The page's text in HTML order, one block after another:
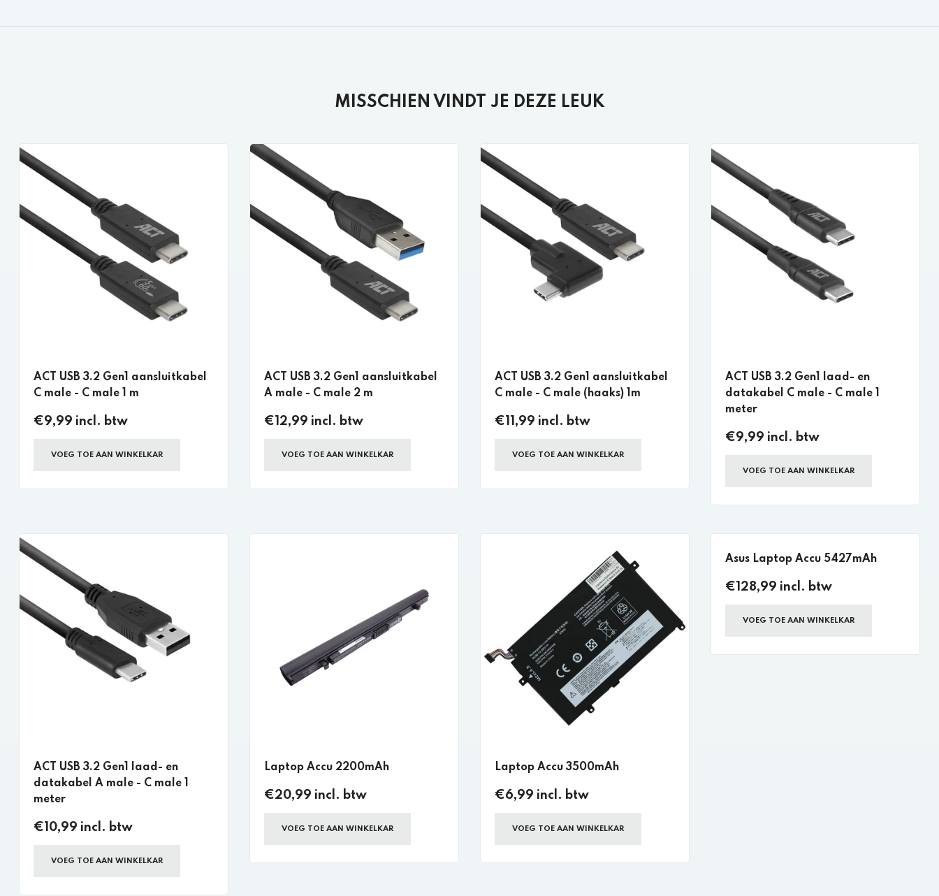
MISSCHIEN VINDT JE DEZE LEUK
ACT USB 3.2 Gen1 aansluitkabel
C male - C male 1 m
€9,99 incl. btw
VOEG TOE AAN WINKELKAR
ACT USB 3.2 Gen1 aansluitkabel
A male - C male 2 m
€12,99 incl. btw
VOEG TOE AAN WINKELKAR
ACT USB 3.2 Gen1 aansluitkabel
C male - C male (haaks) 1m
€11,99 incl. btw
VOEG TOE AAN WINKELKAR
ACT USB 3.2 Gen1 laad- en
datakabel C male - C male 1
meter
€9,99 incl. btw
VOEG TOE AAN WINKELKAR
ACT USB 3.2 Gen1 laad- en
datakabel A male - C male 1
meter
€10,99 incl. btw
VOEG TOE AAN WINKELKAR
Laptop Accu 2200mAh
€20,99 incl. btw
VOEG TOE AAN WINKELKAR
Laptop Accu 3500mAh
€6,99 incl. btw
VOEG TOE AAN WINKELKAR
Asus Laptop Accu 5427mAh
€128,99 incl. btw
VOEG TOE AAN WINKELKAR